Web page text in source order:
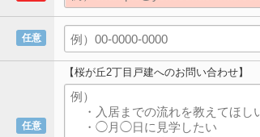
任意
任意
【桜が丘2丁目戸建へのお問い合わせ】